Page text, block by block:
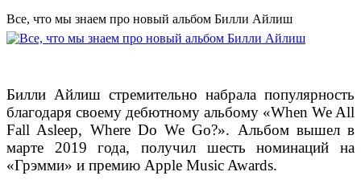
Все, что мы знаем про новый альбом Билли Айлиш
Билли Айлиш стремительно набрала популярность
благодаря своему дебютному альбому «When We All
Fall Asleep, Where Do We Go?». Альбом вышел в
марте 2019 года, получил шесть номинаций на
«Грэмми» и премию Apple Music Awards.